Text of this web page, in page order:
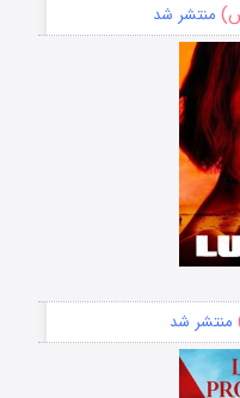
منتشر شد
منتشر شد